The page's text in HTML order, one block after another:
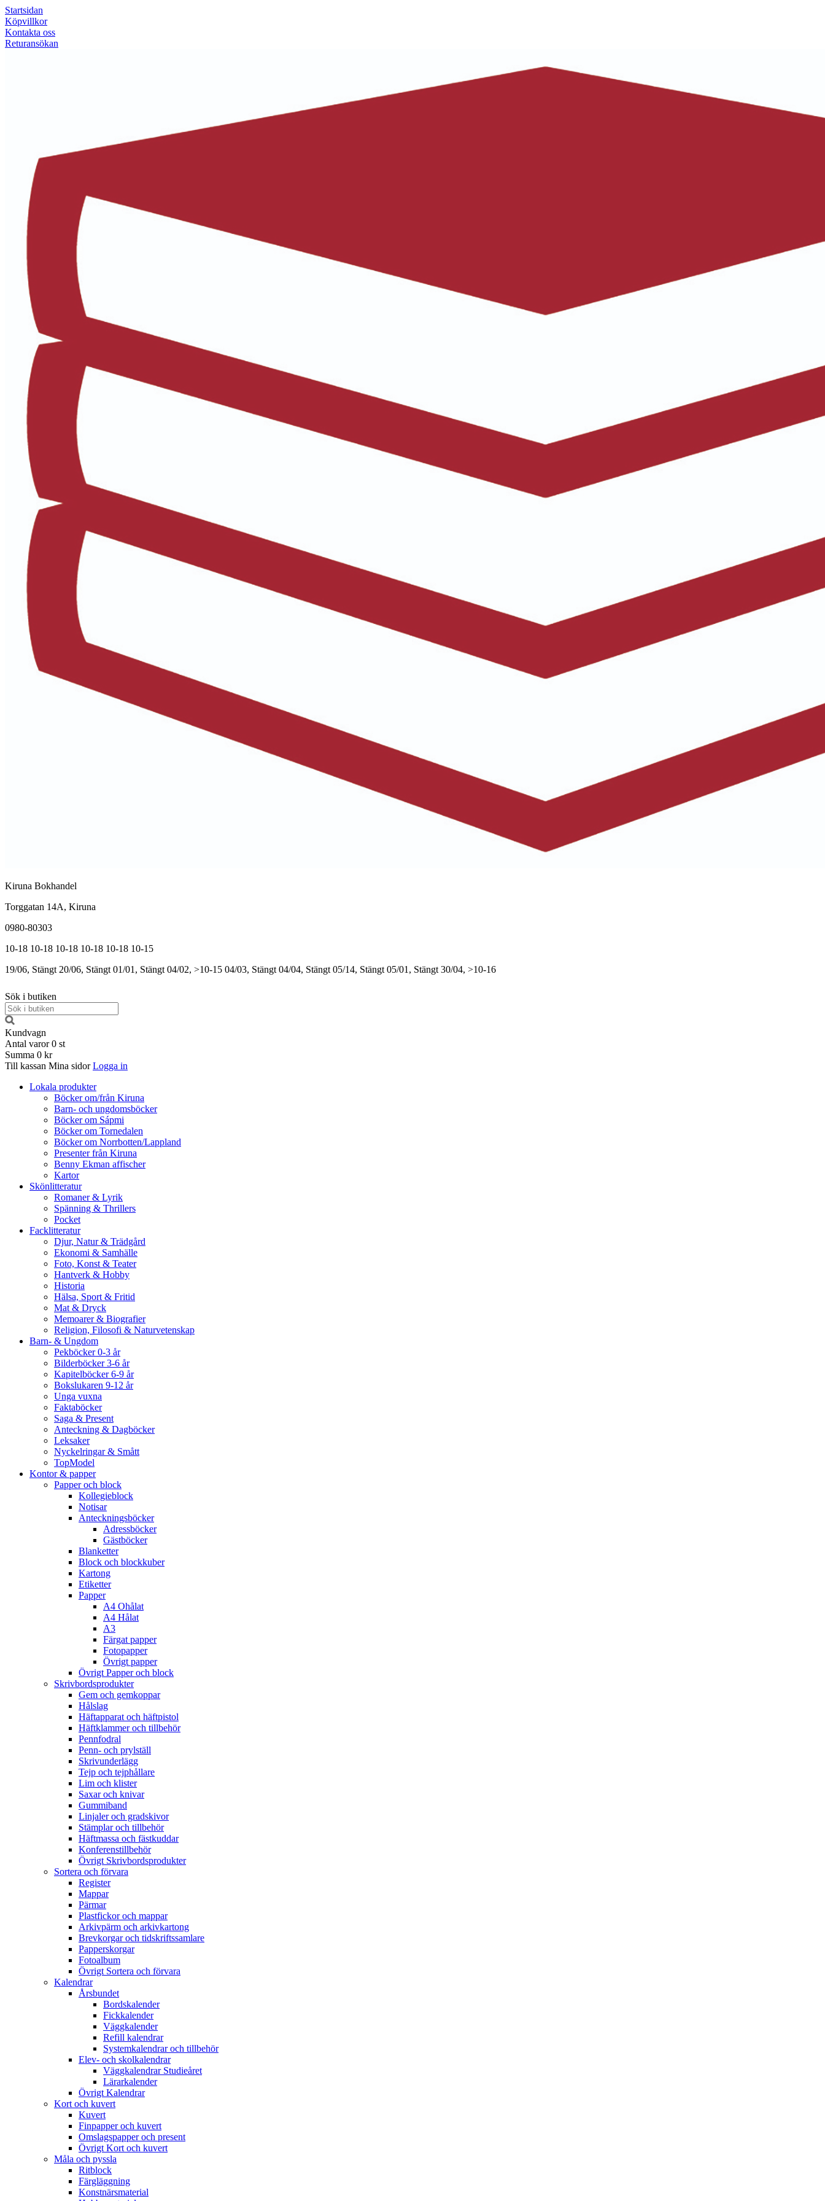
Startsidan
Köpvillkor
Kontakta oss
Returansökan
Kiruna Bokhandel
Torggatan 14A, Kiruna
0980-80303
10-18 10-18 10-18 10-18 10-18 10-15
19/06, Stängt 20/06, Stängt 01/01, Stängt 04/02, >10-15 04/03, Stängt 04/04, Stängt 05/14, Stängt 05/01, Stängt 30/04, >10-16
Sök i butiken
Kundvagn
Antal varor 0 st
Summa 0 kr
Till kassan Mina sidor Logga in
Lokala produkter
Böcker om/från Kiruna
Barn- och ungdomsböcker
Böcker om Sápmi
Böcker om Tornedalen
Böcker om Norrbotten/Lappland
Presenter från Kiruna
Benny Ekman affischer
Kartor
Skönlitteratur
Romaner & Lyrik
Spänning & Thrillers
Pocket
Facklitteratur
Djur, Natur & Trädgård
Ekonomi & Samhälle
Foto, Konst & Teater
Hantverk & Hobby
Historia
Hälsa, Sport & Fritid
Mat & Dryck
Memoarer & Biografier
Religion, Filosofi & Naturvetenskap
Barn- & Ungdom
Pekböcker 0-3 år
Bilderböcker 3-6 år
Kapitelböcker 6-9 år
Bokslukaren 9-12 år
Unga vuxna
Faktaböcker
Saga & Present
Anteckning & Dagböcker
Leksaker
Nyckelringar & Smått
TopModel
Kontor & papper
Papper och block
Kollegieblock
Notisar
Anteckningsböcker
Adressböcker
Gästböcker
Blanketter
Block och blockkuber
Kartong
Etiketter
Papper
A4 Ohålat
A4 Hålat
A3
Färgat papper
Fotopapper
Övrigt papper
Övrigt Papper och block
Skrivbordsprodukter
Gem och gemkoppar
Hålslag
Häftapparat och häftpistol
Häftklammer och tillbehör
Pennfodral
Penn- och prylställ
Skrivunderlägg
Tejp och tejphållare
Lim och klister
Saxar och knivar
Gummiband
Linjaler och gradskivor
Stämplar och tillbehör
Häftmassa och fästkuddar
Konferenstillbehör
Övrigt Skrivbordsprodukter
Sortera och förvara
Register
Mappar
Pärmar
Plastfickor och mappar
Arkivpärm och arkivkartong
Brevkorgar och tidskriftssamlare
Papperskorgar
Fotoalbum
Övrigt Sortera och förvara
Kalendrar
Årsbundet
Bordskalender
Fickkalender
Väggkalender
Refill kalendrar
Systemkalendrar och tillbehör
Elev- och skolkalendrar
Väggkalendrar Studieåret
Lärarkalender
Övrigt Kalendrar
Kort och kuvert
Kuvert
Finpapper och kuvert
Omslagspapper och present
Övrigt Kort och kuvert
Måla och pyssla
Ritblock
Färgläggning
Konstnärsmaterial